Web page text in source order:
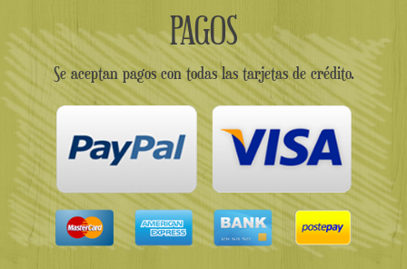
PAGOS
Se aceptan pagos con todas las tarjetas de crédito.